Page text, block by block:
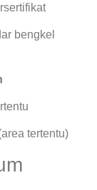
bengkel
tertentu)